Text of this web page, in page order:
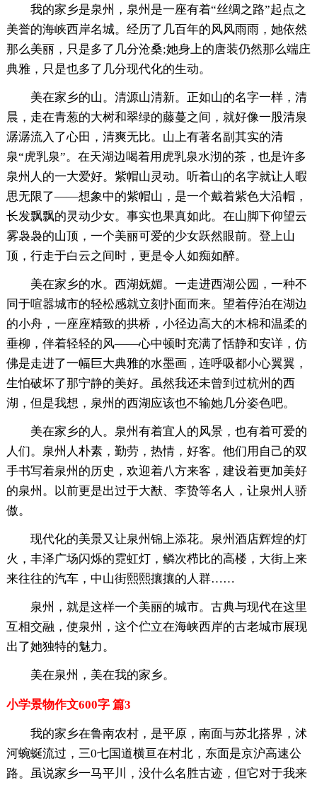
我的家乡是泉州，泉州是一座有着“丝绸之路”起点之
美誉的海峡西岸名城。经历了几百年的风风雨雨，她依然
那么美丽，只是多了几分沧桑;她身上的唐装仍然那么端庄
典雅，只是也多了几分现代化的生动。
美在家乡的山。清源山清新。正如山的名字一样，清
晨，走在青葱的大树和翠绿的藤蔓之间，就好像一股清泉
潺潺流入了心田，清爽无比。山上有著名副其实的清
泉“虎乳泉”。在天湖边喝着用虎乳泉水沏的茶，也是许多
泉州人的一大爱好。紫帽山灵动。听着山的名字就让人暇
思无限了――想象中的紫帽山，是一个戴着紫色大沿帽，
长发飘飘的灵动少女。事实也果真如此。在山脚下仰望云
雾袅袅的山顶，一个美丽可爱的少女跃然眼前。登上山
顶，行走于白云之间时，更是令人如痴如醉。
美在家乡的水。西湖妩媚。一走进西湖公园，一种不
同于喧嚣城市的轻松感就立刻扑面而来。望着停泊在湖边
的小舟，一座座精致的拱桥，小径边高大的木棉和温柔的
垂柳，伴着轻轻的风――心中顿时充满了恬静和安详，仿
佛是走进了一幅巨大典雅的水墨画，连呼吸都小心翼翼，
生怕破坏了那宁静的美好。虽然我还未曾到过杭州的西
湖，但是我想，泉州的西湖应该也不输她几分姿色吧。
美在家乡的人。泉州有着宜人的风景，也有着可爱的
人们。泉州人朴素，勤劳，热情，好客。他们用自己的双
手书写着泉州的历史，欢迎着八方来客，建设着更加美好
的泉州。以前更是出过于大猷、李贽等名人，让泉州人骄
傲。
现代化的美景又让泉州锦上添花。泉州酒店辉煌的灯
火，丰泽广场闪烁的霓虹灯，鳞次栉比的高楼，大街上来
来往往的汽车，中山街熙熙攘攘的人群……
泉州，就是这样一个美丽的城市。古典与现代在这里
互相交融，使泉州，这个伫立在海峡西岸的古老城市展现
出了她独特的魅力。
美在泉州，美在我的家乡。
小学景物作文600字 篇3
我的家乡在鲁南农村，是平原，南面与苏北搭界，沭
河蜿蜒流过，三0七国道横亘在村北，东面是京沪高速公
路。虽说家乡一马平川，没什么名胜古迹，但它对于我来